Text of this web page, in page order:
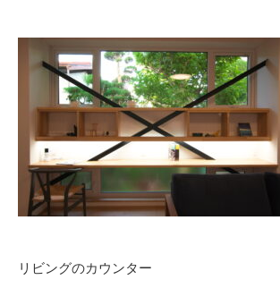
リビングのカウンター